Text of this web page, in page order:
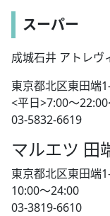
スーパー
成城石井 アトレヴ
東京都北区東田端
<平日>7:00〜
03-5832-6619
マルエツ 田
東京都北区東田端
10:00〜24:00
03-3819-6610